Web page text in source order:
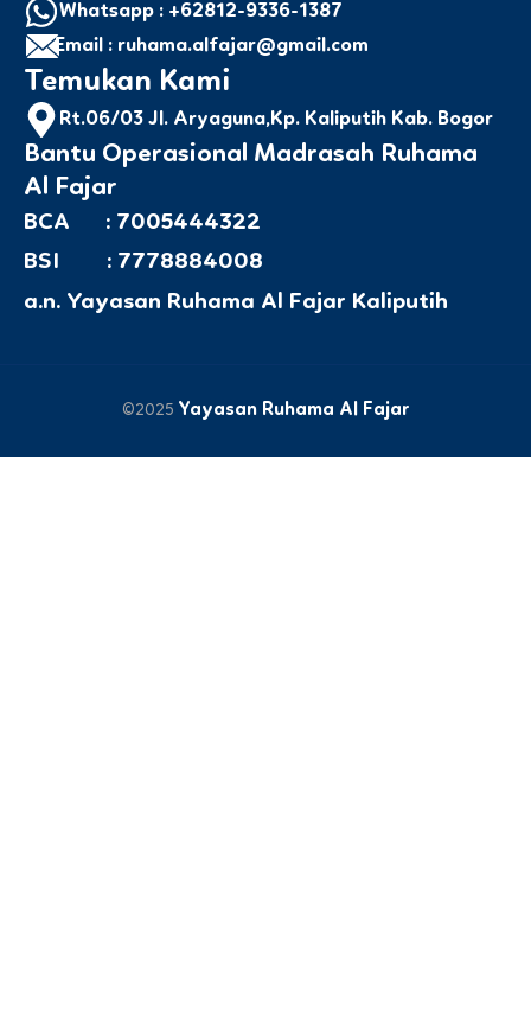
Whatsapp : +62812-9336-1387
Email : ruhama.alfajar@gmail.com
Temukan Kami
Rt.06/03 Jl. Aryaguna,Kp. Kaliputih Kab. Bogor
Bantu Operasional Madrasah Ruhama
Al Fajar
BCA : 7005444322
BSI : 7778884008
a.n. Yayasan Ruhama Al Fajar Kaliputih
©2025 Yayasan Ruhama Al Fajar